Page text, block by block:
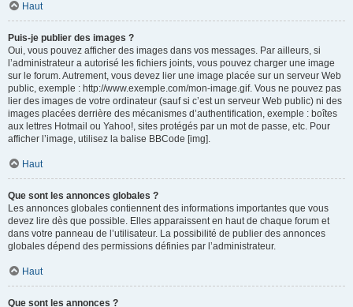
Haut
Puis-je publier des images ?
Oui, vous pouvez afficher des images dans vos messages. Par ailleurs, si
l’administrateur a autorisé les fichiers joints, vous pouvez charger une image
sur le forum. Autrement, vous devez lier une image placée sur un serveur Web
public, exemple : http://www.exemple.com/mon-image.gif. Vous ne pouvez pas
lier des images de votre ordinateur (sauf si c’est un serveur Web public) ni des
images placées derrière des mécanismes d’authentification, exemple : boîtes
aux lettres Hotmail ou Yahoo!, sites protégés par un mot de passe, etc. Pour
afficher l’image, utilisez la balise BBCode [img].
Haut
Que sont les annonces globales ?
Les annonces globales contiennent des informations importantes que vous
devez lire dès que possible. Elles apparaissent en haut de chaque forum et
dans votre panneau de l’utilisateur. La possibilité de publier des annonces
globales dépend des permissions définies par l’administrateur.
Haut
Que sont les annonces ?